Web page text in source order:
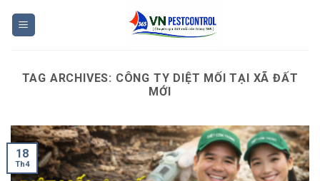
TAG ARCHIVES: CÔNG TY DIỆT MỐI TẠI XÃ ĐẤT
MỚI
18
Th4